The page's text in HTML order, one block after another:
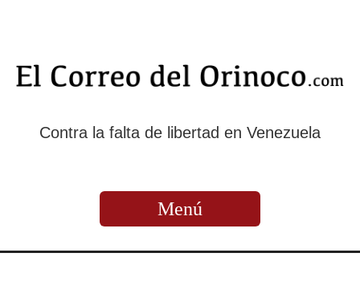
Contra la falta de libertad en Venezuela
Menú